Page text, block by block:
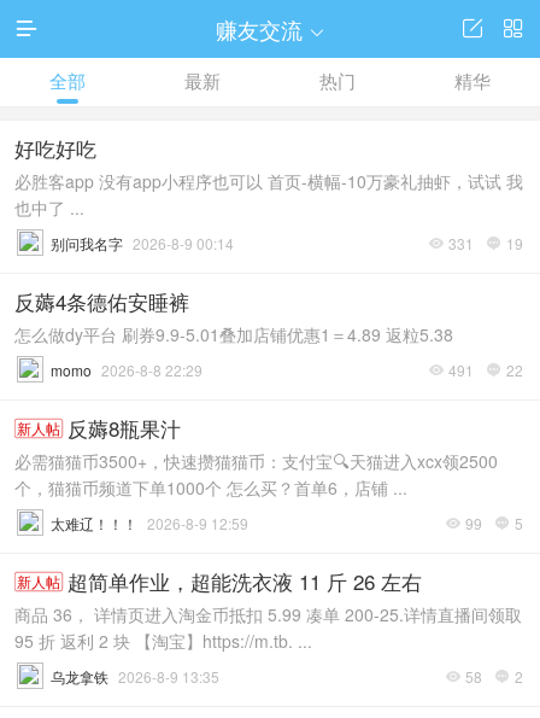
 赚友交流  

全部 最新 热门 精华
好吃好吃
必胜客app 没有app小程序也可以 首页-横幅-10万豪礼抽虾，试试 我
也中了 ...
 331  19
别问我名字 2026-8-9 00:14
反薅4条德佑安睡裤
怎么做dy平台 刷券9.9-5.01叠加店铺优惠1＝4.89 返粒5.38
 491  22
momo 2026-8-8 22:29
新人帖 反薅8瓶果汁
必需猫猫币3500+，快速攒猫猫币：支付宝🔍天猫进入xcx领2500
个，猫猫币频道下单1000个 怎么买？首单6，店铺 ...
 99  5
太难辽！！！ 2026-8-9 12:59
新人帖 超简单作业，超能洗衣液 11 斤 26 左右
商品 36， 详情页进入淘金币抵扣 5.99 凑单 200-25.详情直播间领取
95 折 返利 2 块 【淘宝】https://m.tb. ...
 58  2
乌龙拿铁 2026-8-9 13:35